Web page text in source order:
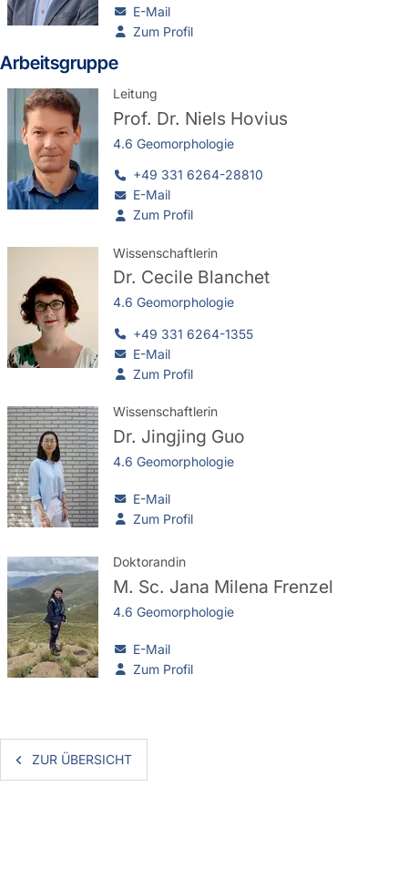
E-Mail
Zum Profil
Arbeitsgruppe
Leitung
Prof. Dr. Niels Hovius
4.6 Geomorphologie
+49 331 6264-28810
E-Mail
Zum Profil
Wissenschaftlerin
Dr. Cecile Blanchet
4.6 Geomorphologie
+49 331 6264-1355
E-Mail
Zum Profil
Wissenschaftlerin
Dr. Jingjing Guo
4.6 Geomorphologie
E-Mail
Zum Profil
Doktorandin
M. Sc. Jana Milena Frenzel
4.6 Geomorphologie
E-Mail
Zum Profil
ZUR ÜBERSICHT